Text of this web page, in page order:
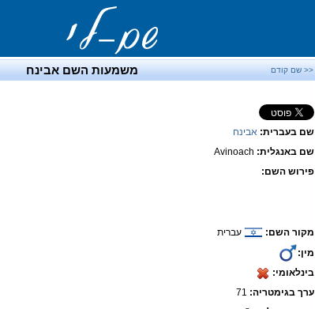
<< שם קודם משמעות השם אבינח
שם בעברית: אבינח
שם באנגלית: Avinoach
פירוש השם:
מקור השם:
עברית
מין:
בינלאומי:
ערך בגימטריה: